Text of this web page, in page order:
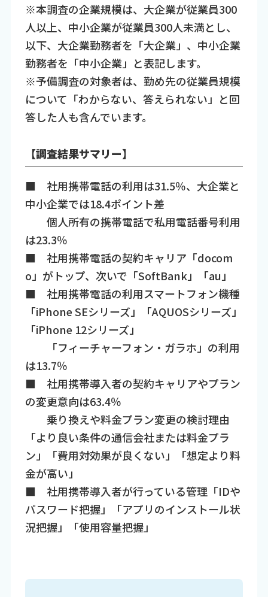
※本調査の企業規模は、大企業が従業員300
人以上、中小企業が従業員300人未満とし、
以下、大企業勤務者を「大企業」、中小企業
勤務者を「中小企業」と表記します。
※予備調査の対象者は、勤め先の従業員規模
について「わからない、答えられない」と回
答した人も含んでいます。
【調査結果サマリー】
■ 社用携帯電話の利用は31.5％、大企業と
中小企業では18.4ポイント差
個人所有の携帯電話で私用電話番号利用
は23.3％
■ 社用携帯電話の契約キャリア「docom
o」がトップ、次いで「SoftBank」「au」
■ 社用携帯電話の利用スマートフォン機種
「iPhone SEシリーズ」「AQUOSシリーズ」
「iPhone 12シリーズ」
「フィーチャーフォン・ガラホ」の利用
は13.7％
■ 社用携帯導入者の契約キャリアやプラン
の変更意向は63.4％
乗り換えや料金プラン変更の検討理由
「より良い条件の通信会社または料金プラ
ン」「費用対効果が良くない」「想定より料
金が高い」
■ 社用携帯導入者が行っている管理「IDや
パスワード把握」「アプリのインストール状
況把握」「使用容量把握」